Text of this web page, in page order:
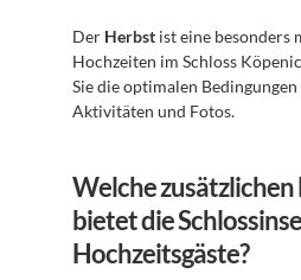
Der Herbst ist eine besonders
Hochzeiten im Schloss
Sie die optimalen
Aktivitäten und Fotos.
Welche
bietet die
Hochzeitsgäste?